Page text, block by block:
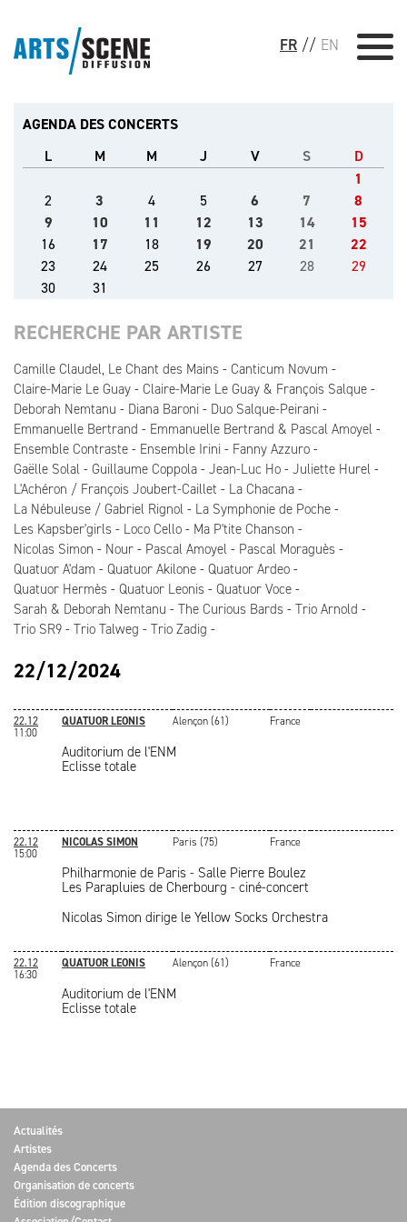
FR // EN
AGENDA DES CONCERTS
L
M M J V S
D
1
2
3 4 5 6 7
8
9
10 11 12 13 14
15
16
17 18 19 20 21
22
23
24 25 26 27 28
29
30
31
RECHERCHE PAR ARTISTE
Camille Claudel, Le Chant des Mains
Canticum Novum
Claire-Marie Le Guay
Claire-Marie Le Guay & François Salque
Deborah Nemtanu
Diana Baroni
Duo Salque-Peirani
Emmanuelle Bertrand
Emmanuelle Bertrand & Pascal Amoyel
Ensemble Contraste
Ensemble Irini
Fanny Azzuro
Gaëlle Solal
Guillaume Coppola Jean-Luc Ho
Juliette Hurel
L'Achéron / François Joubert-Caillet
La Chacana
La Nébuleuse / Gabriel Rignol
La Symphonie de Poche
Les Kapsber'girls
Loco Cello
Ma P'tite Chanson
Nicolas Simon
Nour Pascal Amoyel
Pascal Moraguès
Quatuor A'dam
Quatuor Akilone
Quatuor Ardeo
Quatuor Hermès
Quatuor Leonis
Quatuor Voce
Sarah & Deborah Nemtanu
The Curious Bards
Trio Arnold
Trio SR9
Trio Talweg Trio Zadig
22/12/2024
22.12
11:00
QUATUOR LEONIS Alençon (61) France
Auditorium de l'ENM
Eclisse totale
22.12
15:00
NICOLAS SIMON Paris (75) France
Philharmonie de Paris - Salle Pierre Boulez
Les Parapluies de Cherbourg - ciné-concert
Nicolas Simon dirige le Yellow Socks Orchestra
22.12
16:30
QUATUOR LEONIS Alençon (61) France
Auditorium de l'ENM
Eclisse totale
Actualités
Artistes
Agenda des Concerts
Organisation de concerts
Édition discographique